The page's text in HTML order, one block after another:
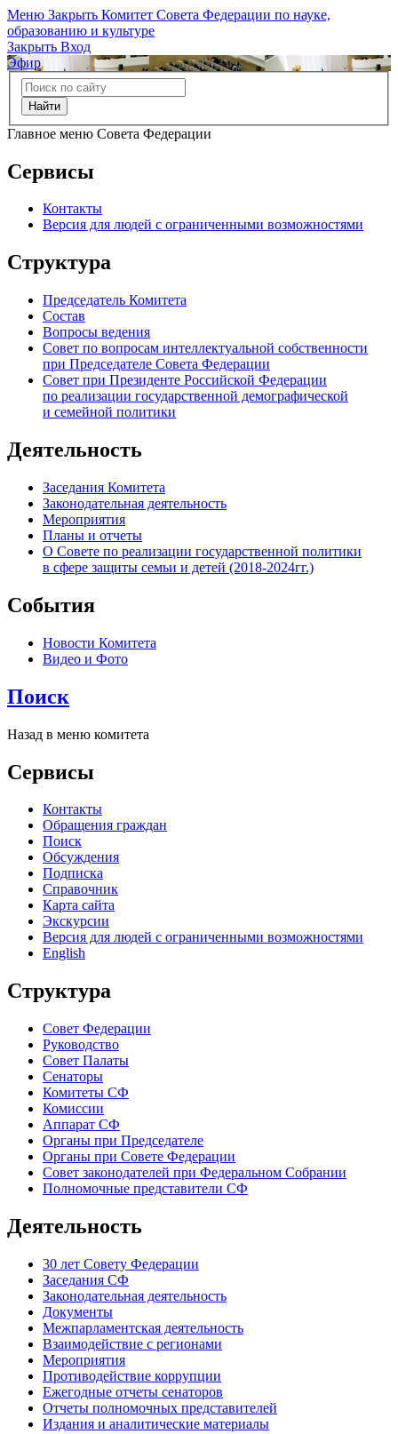
Меню Закрыть Комитет Совета Федерации по науке,
образованию и культуре
Закрыть Вход
Эфир
Найти
Главное меню Совета Федерации
Сервисы
Контакты
Версия для людей с ограниченными возможностями
Структура
Председатель Комитета
Состав
Вопросы ведения
Совет по вопросам интеллектуальной собственности
при Председателе Совета Федерации
Совет при Президенте Российской Федерации
по реализации государственной демографической
и семейной политики
Деятельность
Заседания Комитета
Законодательная деятельность
Мероприятия
Планы и отчеты
О Совете по реализации государственной политики
в сфере защиты семьи и детей (2018-2024гг.)
События
Новости Комитета
Видео и Фото
Поиск
Назад в меню комитета
Сервисы
Контакты
Обращения граждан
Поиск
Обсуждения
Подписка
Справочник
Карта сайта
Экскурсии
Версия для людей с ограниченными возможностями
English
Структура
Совет Федерации
Руководство
Совет Палаты
Сенаторы
Комитеты СФ
Комиссии
Аппарат СФ
Органы при Председателе
Органы при Совете Федерации
Совет законодателей при Федеральном Собрании
Полномочные представители СФ
Деятельность
30 лет Совету Федерации
Заседания СФ
Законодательная деятельность
Документы
Межпарламентская деятельность
Взаимодействие с регионами
Мероприятия
Противодействие коррупции
Ежегодные отчеты сенаторов
Отчеты полномочных представителей
Издания и аналитические материалы